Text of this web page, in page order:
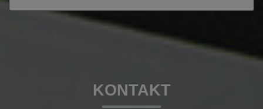
KONTAKT